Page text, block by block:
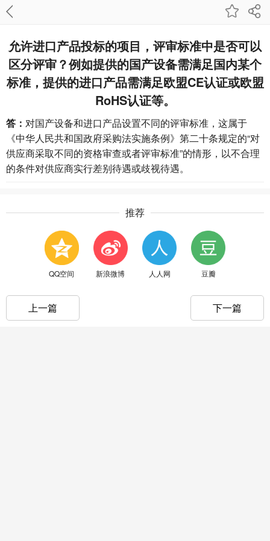
允许进口产品投标的项目，评审标准中是否可以
区分评审？例如提供的国产设备需满足国内某个
标准，提供的进口产品需满足欧盟CE认证或欧盟
RoHS认证等。
答： 对国产设备和进口产品设置不同的评审标准，这属于
《中华人民共和国政府采购法实施条例》第二十条规定的“对
供应商采取不同的资格审查或者评审标准”的情形，以不合理
的条件对供应商实行差别待遇或歧视待遇。
推荐
QQ空间 新浪微博 人人网 豆瓣
上一篇 下一篇